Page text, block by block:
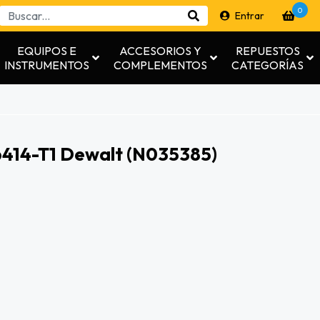
Entrar 0
EQUIPOS E
INSTRUMENTOS
ACCESORIOS Y
COMPLEMENTOS
REPUESTOS
CATEGORÍAS
T1 Dewalt (n035385)